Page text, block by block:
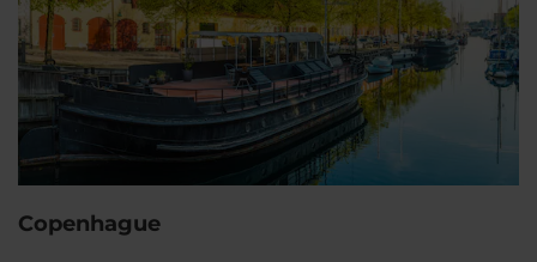
Copenhague